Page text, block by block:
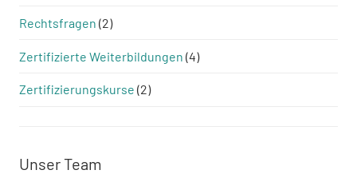
Rechtsfragen (2)
Zertifizierte Weiterbildungen (4)
Zertifizierungskurse (2)
Unser Team